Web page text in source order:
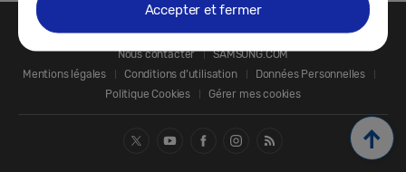
Nous contacter
SAMSUNG.COM
Mentions légales
Conditions d’utilisation
Données Personnelles
Politique Cookies
Gérer mes cookies
Accepter et fermer